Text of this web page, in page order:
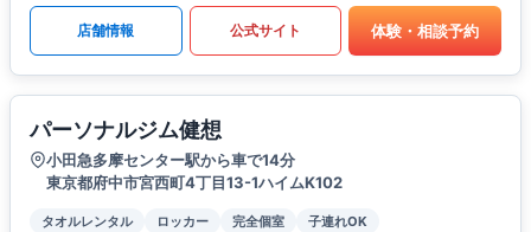
店舗情報 公式サイト 体験・相談予約
パーソナルジム健想
小田急多摩センター駅から車で14分
東京都府中市宮西町4丁目13-1ハイムK102
タオルレンタル ロッカー 完全個室
子連れOK